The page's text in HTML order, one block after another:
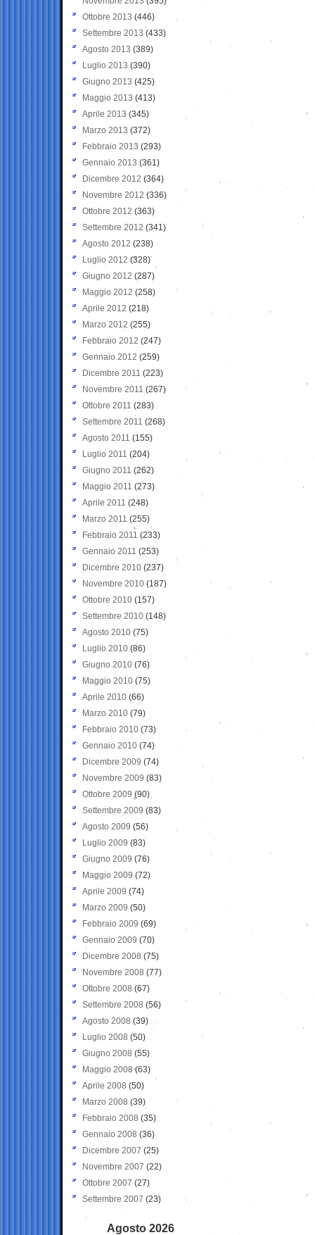
Ottobre 2013 (446)
Settembre 2013 (433)
Agosto 2013 (389)
Luglio 2013 (390)
Giugno 2013 (425)
Maggio 2013 (413)
Aprile 2013 (345)
Marzo 2013 (372)
Febbraio 2013 (293)
Gennaio 2013 (361)
Dicembre 2012 (364)
Novembre 2012 (336)
Ottobre 2012 (363)
Settembre 2012 (341)
Agosto 2012 (238)
Luglio 2012 (328)
Giugno 2012 (287)
Maggio 2012 (258)
Aprile 2012 (218)
Marzo 2012 (255)
Febbraio 2012 (247)
Gennaio 2012 (259)
Dicembre 2011 (223)
Novembre 2011 (267)
Ottobre 2011 (283)
Settembre 2011 (268)
Agosto 2011 (155)
Luglio 2011 (204)
Giugno 2011 (262)
Maggio 2011 (273)
Aprile 2011 (248)
Marzo 2011 (255)
Febbraio 2011 (233)
Gennaio 2011 (253)
Dicembre 2010 (237)
Novembre 2010 (187)
Ottobre 2010 (157)
Settembre 2010 (148)
Agosto 2010 (75)
Luglio 2010 (86)
Giugno 2010 (76)
Maggio 2010 (75)
Aprile 2010 (66)
Marzo 2010 (79)
Febbraio 2010 (73)
Gennaio 2010 (74)
Dicembre 2009 (74)
Novembre 2009 (83)
Ottobre 2009 (90)
Settembre 2009 (83)
Agosto 2009 (56)
Luglio 2009 (83)
Giugno 2009 (76)
Maggio 2009 (72)
Aprile 2009 (74)
Marzo 2009 (50)
Febbraio 2009 (69)
Gennaio 2009 (70)
Dicembre 2008 (75)
Novembre 2008 (77)
Ottobre 2008 (67)
Settembre 2008 (56)
Agosto 2008 (39)
Luglio 2008 (50)
Giugno 2008 (55)
Maggio 2008(63)
Aprile 2008 (50)
Marzo 2008 (39)
Febbraio 2008 (35)
Gennaio 2008 (36)
Dicembre 2007 (25)
Novembre 2007 (22)
Ottobre 2007 (27)
Settembre 2007 (23)
Agosto 2026